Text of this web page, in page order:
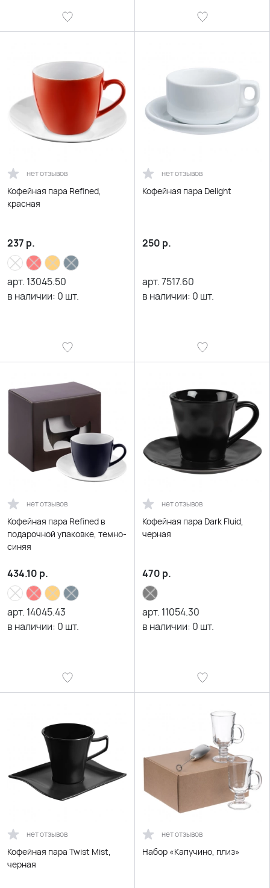
нет отзывов
Кофейная пара Refined,
красная
237 р.
арт. 13045.50
в наличии: 0 шт.
нет отзывов
Кофейная пара Delight
250 р.
арт.7517.60
в наличии: 0 шт.
нет отзывов
Кофейная пара Refined в
подарочной упаковке, темно-
синяя
434.10 р.
арт. 14045.43
в наличии: 0 шт.
нет отзывов
Кофейная пара Dark Fluid,
черная
470 р.
арт. 11054.30
в наличии: 0 шт.
нет отзывов
Кофейная пара Twist Mist,
черная
нет отзывов
Набор «Капучино, плиз»